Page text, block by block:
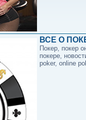
ВСЕ О
Покер, покер
покере,
poker, online